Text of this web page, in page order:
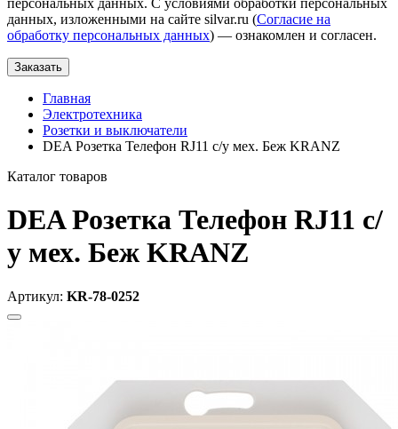
персональных данных. С условиями обработки персональных
данных, изложенными на сайте silvar.ru (Согласие на
обработку персональных данных) — ознакомлен и согласен.
Заказать
Главная
Электротехника
Розетки и выключатели
DEA Розетка Телефон RJ11 с/у мех. Беж KRANZ
Каталог товаров
DEA Розетка Телефон RJ11 с/
у мех. Беж KRANZ
Артикул: KR-78-0252